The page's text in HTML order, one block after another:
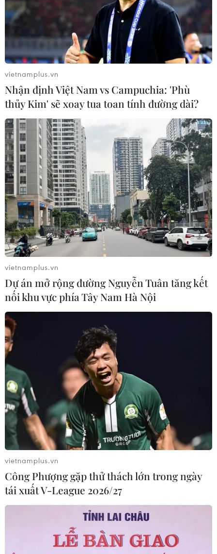
Nga: Rơi máy bay tại
Moskva, 71 người thiệt mạng
12/02/2018 02:51
Ngày 11/2, một chiếc máy bay chở khách của Nga đã
bị rơi ngay sau khi cất cánh từ sân bay Domodedovo ở
Moskva, làm toàn bộ 71 hành khách cùng phi hành
đoàn chết.
vietnamplus.vn
Nhận định Việt Nam vs Campuchia: 'Phù
thủy Kim' sẽ xoay tua toan tính đường dài?
vietnamplus.vn
Dự án mở rộng đường Nguyễn Tuân tăng kết
nối khu vực phía Tây Nam Hà Nội
vietnamplus.vn
Công Phượng gặp thử thách lớn trong ngày
tái xuất V-League 2026/27